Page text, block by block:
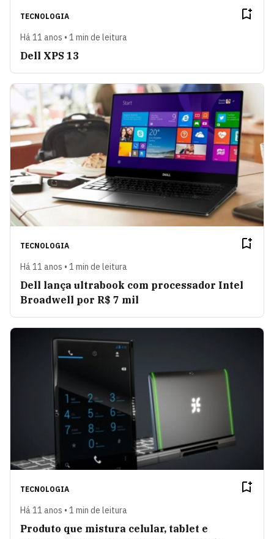
TECNOLOGIA
Há 11 anos • 1 min de leitura
Dell XPS 13
TECNOLOGIA
Há 11 anos • 1 min de leitura
Dell lança ultrabook com processador Intel
Broadwell por R$ 7 mil
TECNOLOGIA
Há 11 anos • 1 min de leitura
Produto que mistura celular, tablet e